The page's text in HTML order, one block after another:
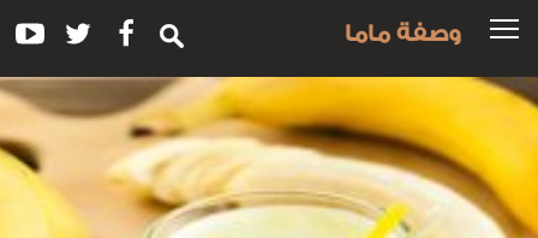
وصفة ماما